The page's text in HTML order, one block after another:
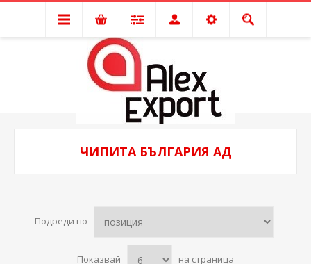
ЧИПИТА БЪЛГАРИЯ АД
Подреди по
Показвай на страница